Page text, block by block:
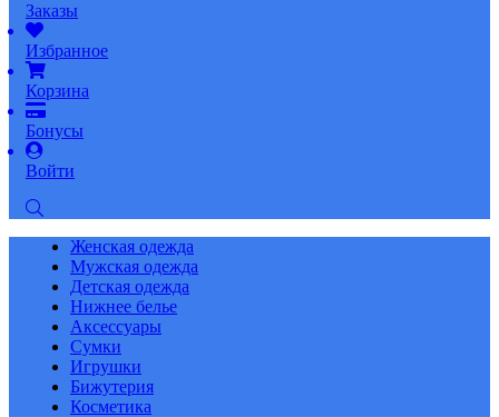
Заказы
Избранное
Корзина
Бонусы
Войти
Женская одежда
Мужская одежда
Детская одежда
Нижнее белье
Аксессуары
Сумки
Игрушки
Бижутерия
Косметика